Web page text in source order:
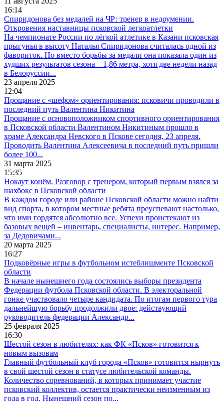
16:14
Спиридонова без медалей на ЧР: тренер в недоумении.
Откровения наставницы псковской легкоатлетки
На чемпионате России по лёгкой атлетике в Казани псковская
прыгунья в высоту Наталья Спиридонова считалась одной из
фавориток. Но вместо борьбы за медали она показала один из
худших результатов сезона – 1,86 метра, хотя две недели назад
в Белоруссии...
23 апреля 2025
12:04
Прощание с «шефом» ориентирования: псковичи проводили в
последний путь Валентина Никитина
Прощание с основоположником спортивного ориентирования
в Псковской области Валентином Никитиным прошло в
храме Александра Невского в Пскове сегодня, 23 апреля.
Проводить Валентина Алексеевича в последний путь пришли
более 100...
31 марта 2025
15:35
Нокаут конём. Разговор с тренером, который первым взялся за
шахбокс в Псковской области
В каждом городе или районе Псковской области можно найти
вид спорта, в котором местные ребята преуспевают настолько,
что ими гордятся абсолютно все. Успехи проистекают из
базовых вещей – инвентарь, специалисты, интерес. Например,
за Дедовичами...
20 марта 2025
16:27
Подковёрные игры в футбольном истеблишменте Псковской
области
В начале нынешнего года состоялись выборы президента
Федерации футбола Псковской области. В электоральной
гонке участвовало четыре кандидата. По итогам первого тура
дальнейшую борьбу продолжили двое: действующий
руководитель федерации Александр...
25 февраля 2025
16:30
Шестой сезон в любителях: как ФК «Псков» готовится к
новым вызовам
Главный футбольный клуб города «Псков» готовится нырнуть
в свой шестой сезон в статусе любительской команды.
Количество соревнований, в которых принимает участие
псковский коллектив, остается практически неизменным из
года в год. Нынешний сезон по...